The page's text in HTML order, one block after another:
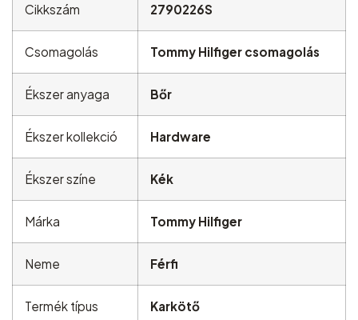
Cikkszám 2790226S
Csomagolás Tommy Hilfiger csomagolás
Ékszer anyaga Bőr
Ékszer kollekció Hardware
Ékszer színe Kék
Márka Tommy Hilfiger
Neme Férfi
Termék típus Karkötő